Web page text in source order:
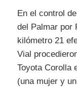
En el control
del Palmar por
kilómetro 21
Vial
Toyota Corolla
(una mujer y